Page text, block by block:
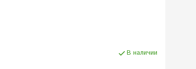
В наличии